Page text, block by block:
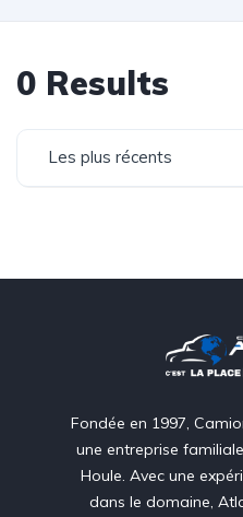
0 Results
Les plus récents
Fondée en 1997,
une entreprise
Houle. Avec une
dans le domaine,